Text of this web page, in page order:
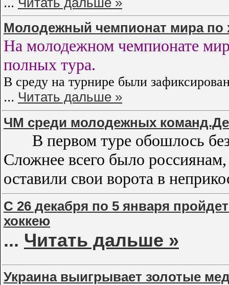
Молодежный чемпионат мира по
На молодежном чемпионате
полных тура.
В среду на турнире были
... Читать дальше »
ЧМ среди молодежных
В первом туре обошлось
Сложнее всего было
оставили свои ворота в
С 26 декабря по 5 января
хоккею
... Читать дальше »
Украина выигрывает золотые